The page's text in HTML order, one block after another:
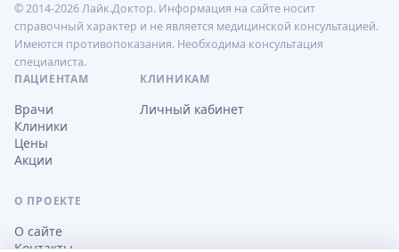
© 2014-2026 Лайк.Доктор. Информация на сайте носит
справочный характер и не является медицинской консультацией.
Имеются противопоказания. Необходима консультация
специалиста.
ПАЦИЕНТАМ
Врачи
Клиники
Цены
Акции
КЛИНИКАМ
Личный кабинет
О ПРОЕКТЕ
О сайте
Контакты